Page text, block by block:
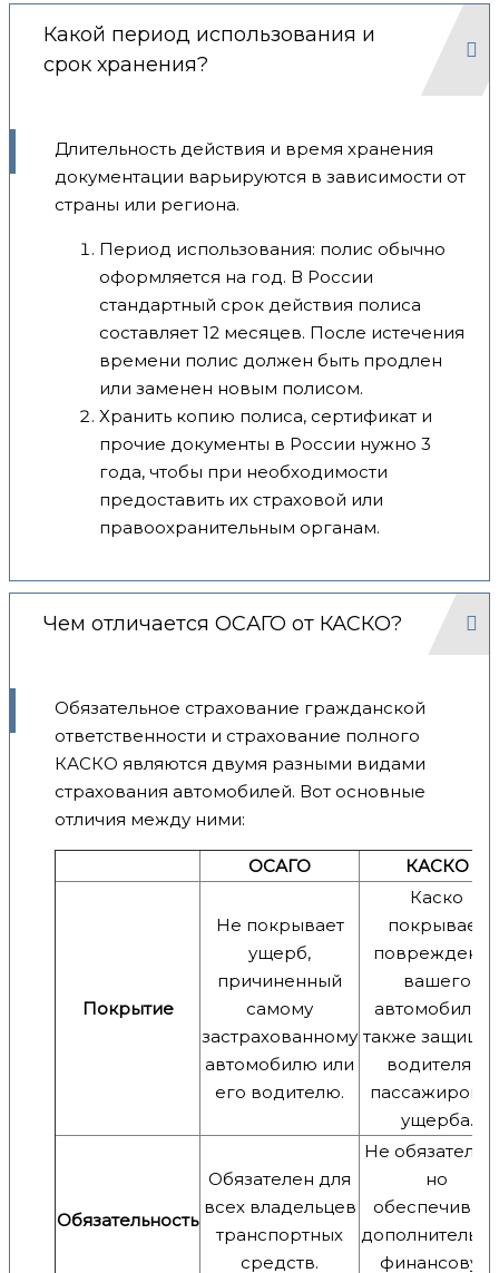
Какой период использования и
срок хранения?
Длительность действия и время хранения
документации варьируются в зависимости от
страны или региона.
Период использования: полис обычно
оформляется на год. В России
стандартный срок действия полиса
составляет 12 месяцев. После истечения
времени полис должен быть продлен
или заменен новым полисом.
Хранить копию полиса, сертификат и
прочие документы в России нужно 3
года, чтобы при необходимости
предоставить их страховой или
правоохранительным органам.
Чем отличается ОСАГО от КАСКО?
Обязательное страхование гражданской
ответственности и страхование полного
КАСКО являются двумя разными видами
страхования автомобилей. Вот основные
отличия между ними:
ОСАГО КАСКО
Покрытие
Не покрывает
ущерб,
причиненный
самому
застрахованному
автомобилю или
его водителю.
Каско
покрывает
повреждения
вашего
автомобиля, а
также
водителя и
пассажиров
ущерба.
Обязательность
Обязателен для
всех владельцев
транспортных
средств.
Не
но
обеспечивает
финансовую